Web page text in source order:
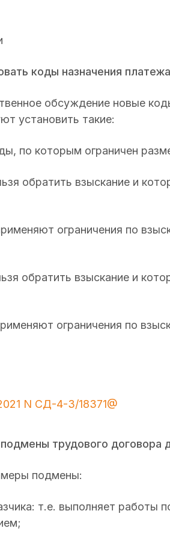
коды назначения
обсуждение новые
установить такие:
по которым ограничен
обратить взыскание и
ограничения по
обратить взыскание и
ограничения по
N СД-4-3/18371@
подмены трудового
подмены:
т.е. выполняет работы